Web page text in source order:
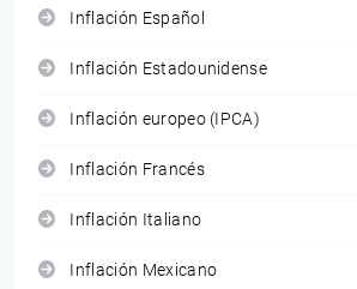
Inflación Español
Inflación Estadounidense
Inflación europeo (IPCA)
Inflación Francés
Inflación Italiano
Inflación Mexicano